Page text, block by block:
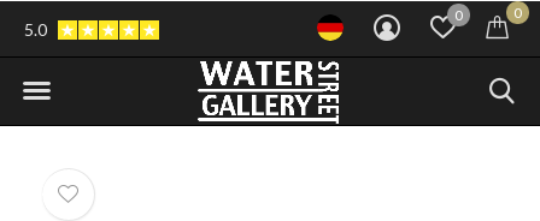
0 0
5.0